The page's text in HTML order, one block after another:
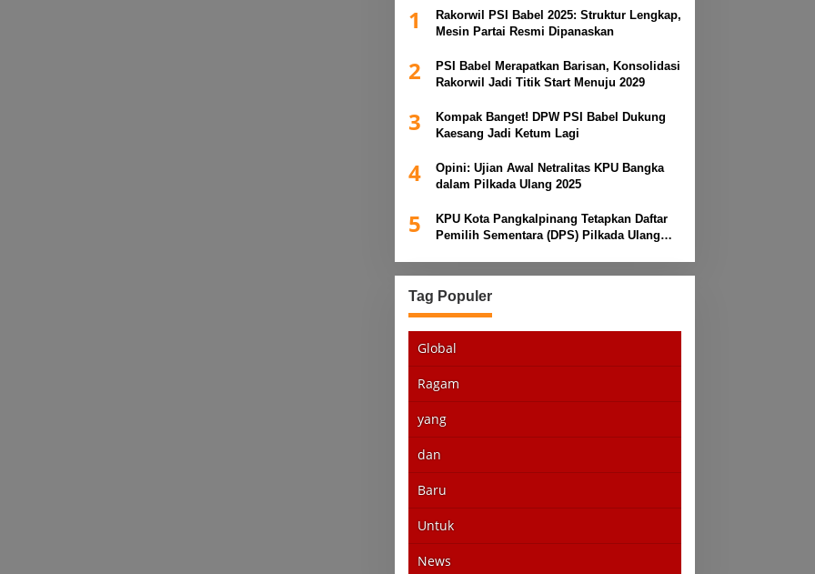
1
Rakorwil PSI Babel 2025: Struktur Lengkap,
Mesin Partai Resmi Dipanaskan
2
PSI Babel Merapatkan Barisan, Konsolidasi
Rakorwil Jadi Titik Start Menuju 2029
3
Kompak Banget! DPW PSI Babel Dukung
Kaesang Jadi Ketum Lagi
4
Opini: Ujian Awal Netralitas KPU Bangka
dalam Pilkada Ulang 2025
5
KPU Kota Pangkalpinang Tetapkan Daftar
Pemilih Sementara (DPS) Pilkada Ulang
Tag Populer
Global
Ragam
yang
dan
Baru
Untuk
News